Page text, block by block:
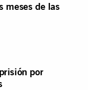
meses de las
por